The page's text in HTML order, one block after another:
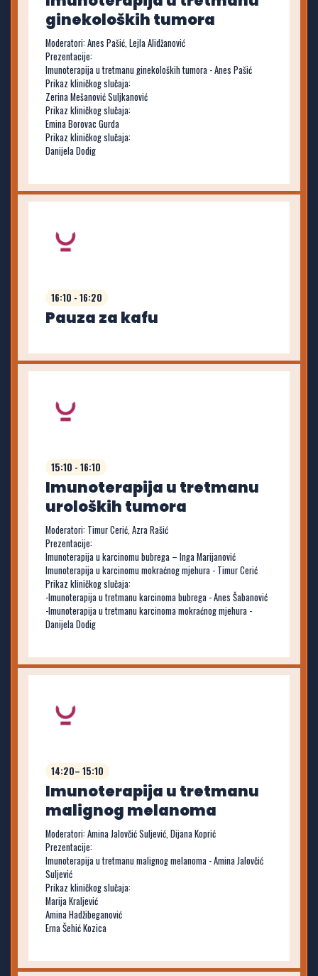
ginekoloških tumora
Moderatori: Anes Pašić, Lejla Alidžanović
Prezentacije:
Imunoterapija u tretmanu ginekoloških tumora - Anes Pašić
Prikaz kliničkog slučaja:
Zerina Mešanović Suljkanović
Prikaz kliničkog slučaja:
Emina Borovac Gurda
Prikaz kliničkog slučaja:
Danijela Dodig
16:10 - 16:20
Pauza za kafu
15:10 - 16:10
Imunoterapija u tretmanu
uroloških tumora
Moderatori: Timur Cerić, Azra Rašić
Prezentacije:
Imunoterapija u karcinomu bubrega – Inga Marijanović
Imunoterapija u karcinomu mokraćnog mjehura - Timur Cerić
Prikaz kliničkog slučaja:
-Imunoterapija u tretmanu karcinoma bubrega - Anes Šabanović
-Imunoterapija u tretmanu karcinoma mokraćnog mjehura -
Danijela Dodig
14:20– 15:10
Imunoterapija u tretmanu
malignog melanoma
Moderatori: Amina Jalovčić Suljević, Dijana Koprić
Prezentacije:
Imunoterapija u tretmanu malignog melanoma - Amina Jalovčić
Suljević
Prikaz kliničkog slučaja:
Marija Kraljević
Amina Hadžibeganović
Erna Šehić Kozica